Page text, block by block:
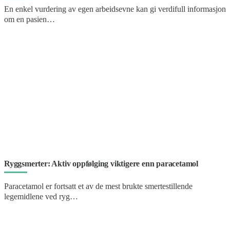
En enkel vurdering av egen arbeidsevne kan gi verdifull informasjon
om en pasien…
Ryggsmerter: Aktiv oppfølging viktigere enn paracetamol
Paracetamol er fortsatt et av de mest brukte smertestillende
legemidlene ved ryg…